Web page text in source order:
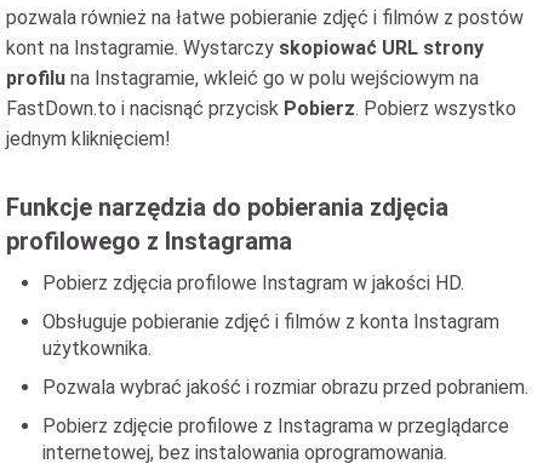
pozwala również na łatwe pobieranie zdjęć i filmów z postów
kont na Instagramie. Wystarczy skopiować URL strony
profilu na Instagramie, wkleić go w polu wejściowym na
FastDown.to i nacisnąć przycisk Pobierz. Pobierz wszystko
jednym kliknięciem!
Funkcje narzędzia do pobierania zdjęcia
profilowego z Instagrama
Pobierz zdjęcia profilowe Instagram w jakości HD.
Obsługuje pobieranie zdjęć i filmów z konta Instagram
użytkownika.
Pozwala wybrać jakość i rozmiar obrazu przed pobraniem.
Pobierz zdjęcie profilowe z Instagrama w przeglądarce
internetowej, bez instalowania oprogramowania.